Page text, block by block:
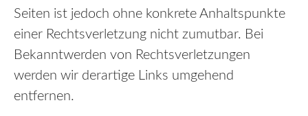
Seiten ist jedoch ohne konkrete Anhaltspunkte
einer Rechtsverletzung nicht zumutbar. Bei
Bekanntwerden von Rechtsverletzungen
werden wir derartige Links umgehend
entfernen.